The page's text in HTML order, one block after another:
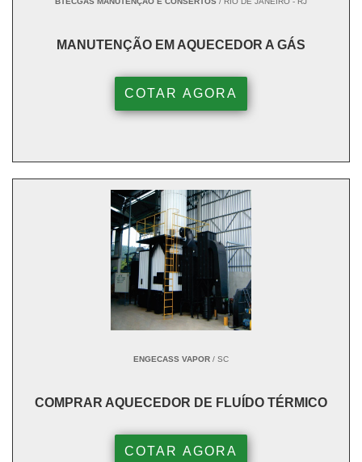
MANUTENÇÃO EM AQUECEDOR A GÁS
COTAR AGORA
ENGECASS VAPOR / SC
COMPRAR AQUECEDOR DE FLUÍDO TÉRMICO
COTAR AGORA